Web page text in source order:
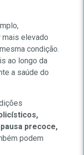
mais elevado
condição.
ao longo da
a saúde do
precoce,
podem